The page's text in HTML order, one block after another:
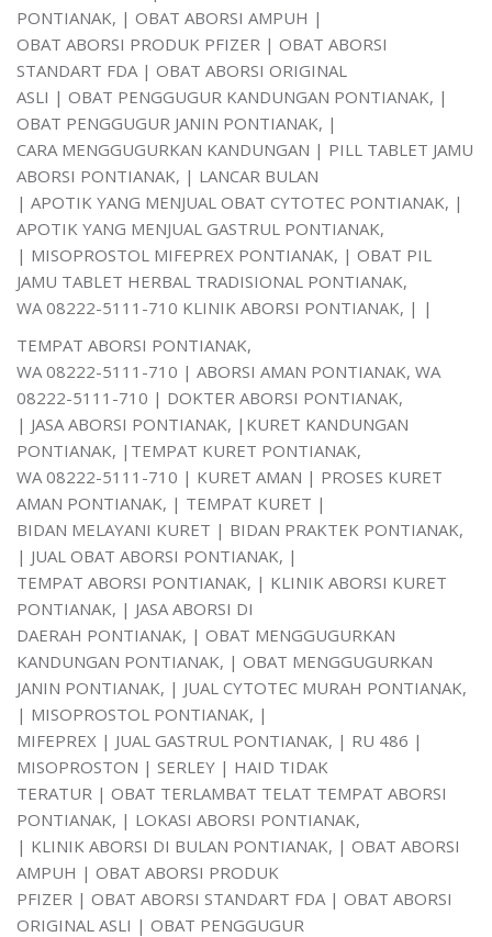
PONTIANAK, | OBAT ABORSI AMPUH |
OBAT ABORSI PRODUK PFIZER | OBAT ABORSI
STANDART FDA | OBAT ABORSI ORIGINAL
ASLI | OBAT PENGGUGUR KANDUNGAN PONTIANAK, |
OBAT PENGGUGUR JANIN PONTIANAK, |
CARA MENGGUGURKAN KANDUNGAN | PILL TABLET JAMU
ABORSI PONTIANAK, | LANCAR BULAN
| APOTIK YANG MENJUAL OBAT CYTOTEC PONTIANAK, |
APOTIK YANG MENJUAL GASTRUL PONTIANAK,
| MISOPROSTOL MIFEPREX PONTIANAK, | OBAT PIL
JAMU TABLET HERBAL TRADISIONAL PONTIANAK,
WA 08222-5111-710 KLINIK ABORSI PONTIANAK, | |
TEMPAT ABORSI PONTIANAK,
WA 08222-5111-710 | ABORSI AMAN PONTIANAK, WA
08222-5111-710 | DOKTER ABORSI PONTIANAK,
| JASA ABORSI PONTIANAK, |KURET KANDUNGAN
PONTIANAK, |TEMPAT KURET PONTIANAK,
WA 08222-5111-710 | KURET AMAN | PROSES KURET
AMAN PONTIANAK, | TEMPAT KURET |
BIDAN MELAYANI KURET | BIDAN PRAKTEK PONTIANAK,
| JUAL OBAT ABORSI PONTIANAK, |
TEMPAT ABORSI PONTIANAK, | KLINIK ABORSI KURET
PONTIANAK, | JASA ABORSI DI
DAERAH PONTIANAK, | OBAT MENGGUGURKAN
KANDUNGAN PONTIANAK, | OBAT MENGGUGURKAN
JANIN PONTIANAK, | JUAL CYTOTEC MURAH PONTIANAK,
| MISOPROSTOL PONTIANAK, |
MIFEPREX | JUAL GASTRUL PONTIANAK, | RU 486 |
MISOPROSTON | SERLEY | HAID TIDAK
TERATUR | OBAT TERLAMBAT TELAT TEMPAT ABORSI
PONTIANAK, | LOKASI ABORSI PONTIANAK,
| KLINIK ABORSI DI BULAN PONTIANAK, | OBAT ABORSI
AMPUH | OBAT ABORSI PRODUK
PFIZER | OBAT ABORSI STANDART FDA | OBAT ABORSI
ORIGINAL ASLI | OBAT PENGGUGUR